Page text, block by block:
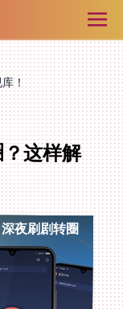
！
这样解
夜刷剧转圈